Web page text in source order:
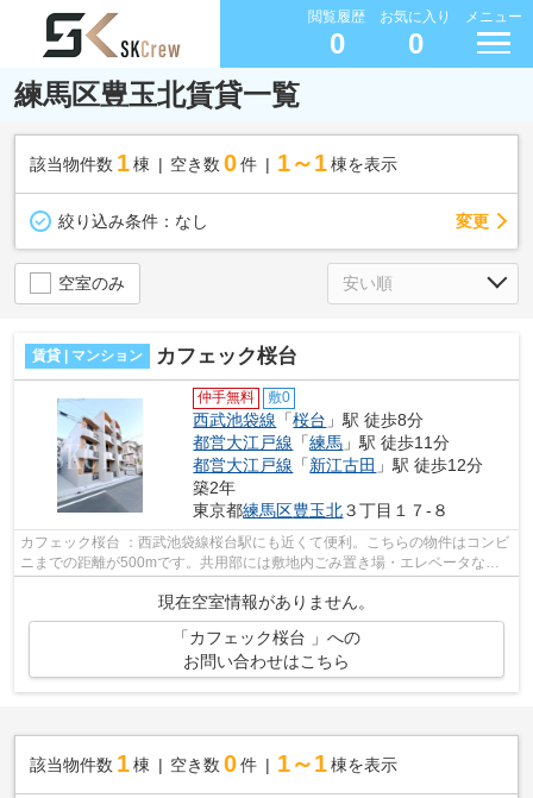
閲覧履歴
0
お気に入り
0
メニュー
練馬区豊玉北賃貸一覧
該当物件数 1棟 空き数 0 件 1～1 棟を表示
絞り込み条件： なし 変更
空室のみ
賃貸 | マンション カフェック桜台
仲手無料 敷0
西武池袋線 「桜台 」駅 徒歩8分
都営大江戸線 「練馬 」駅 徒歩11分
都営大江戸線 「新江古田 」駅 徒歩12分
築2年
東京都練馬区豊玉北３丁目１７-８
カフェック桜台 ：西武池袋線桜台駅にも近くて便利。こちらの物件はコンビ
ニまでの距離が500mです。共用部には敷地内ごみ置き場・エレベータなど
現在空室情報がありません。
「カフェック桜台 」への
お問い合わせはこちら
該当物件数 1棟 空き数 0 件 1～1 棟を表示